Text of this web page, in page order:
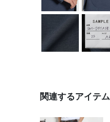
関連するアイテム